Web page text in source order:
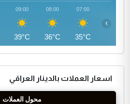
07:00
35°C
08:00
36°C
09:00
39°C
›
اسعار العملات بالدينار العراقي